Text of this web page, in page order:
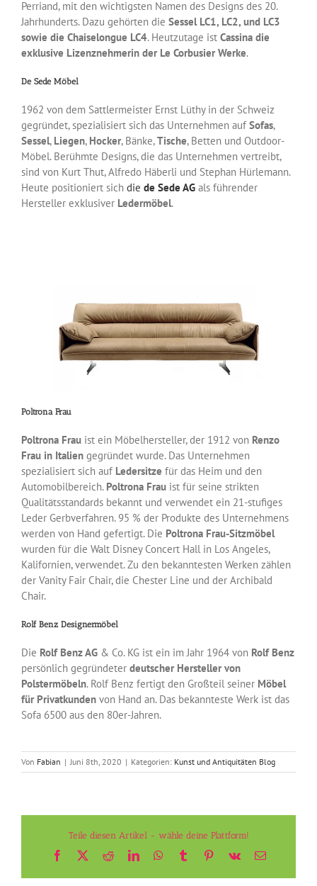
Perriand, mit den wichtigsten Namen des Designs des 20.
Jahrhunderts. Dazu gehörten die Sessel LC1, LC2, und LC3
sowie die Chaiselongue LC4. Heutzutage ist Cassina die
exklusive Lizenznehmerin der Le Corbusier Werke.
De Sede Möbel
1962 von dem Sattlermeister Ernst Lüthy in der Schweiz
gegründet, spezialisiert sich das Unternehmen auf Sofas,
Sessel, Liegen, Hocker, Bänke,Tische, Betten und Outdoor-
Möbel. Berühmte Designs, die das Unternehmen vertreibt,
sind von Kurt Thut, Alfredo Häberli und Stephan Hürlemann.
Heute positioniert sich die de Sede AGals führender
Hersteller exklusiver Ledermöbel.
Poltrona Frau
Poltrona Frauist ein Möbelhersteller, der 1912 von Renzo
Frau in Italiengegründet wurde. Das Unternehmen
spezialisiert sich auf Ledersitze für das Heim und den
Automobilbereich. Poltrona Frauist für seine strikten
Qualitätsstandards bekannt und verwendet ein 21-stufiges
Leder Gerbverfahren. 95 % der Produkte des Unternehmens
werden von Hand gefertigt. Die Poltrona Frau-Sitzmöbel
wurden für die Walt Disney Concert Hall in Los Angeles,
Kalifornien, verwendet. Zu den bekanntesten Werken zählen
der Vanity Fair Chair, die Chester Line und der Archibald
Chair.
Rolf Benz Designermöbel
Die Rolf Benz AG& Co. KG ist ein im Jahr 1964 von Rolf Benz
persönlich gegründeter deutscher Hersteller von
Polstermöbeln. Rolf Benz fertigt den Großteil seiner Möbel
für Privatkundenvon Hand an. Das bekannteste Werk ist das
Sofa 6500 aus den 80er-Jahren.
Von Fabian | Juni 8th, 2020 | Kategorien: Kunst und Antiquitäten Blog
Teile diesen Artikel - wähle deine Plattform!
Facebook
X RedditLinkedInWhatsApp
TumblrPinterest
Vk
E-